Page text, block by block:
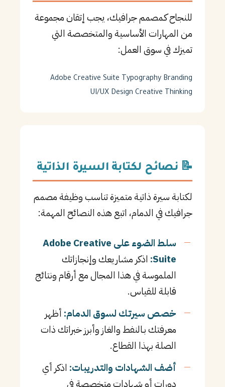
للنجاح كـمصمم جرافيك، يجب إتقان مجموعة
من المهارات الأساسية والمتخصصة التي
تميزك في سوق العمل:
Adobe Creative Suite Typography Branding
UI/UX Design Creative Thinking
📝 نصائح لكتابة السيرة الذاتية
لكتابة سيرة ذاتية متميزة تناسب وظيفة مصمم
جرافيك في الدمام، اتبع هذه النصائح المهمة:
سلط الضوء على Adobe Creative
Suite: اذكر مشاريعك وإنجازاتك
الملموسة في هذا المجال مع أرقام ونتائج
قابلة للقياس.
خصص سيرتك لسوق الدمام: أظهر
معرفتك بـالنفط والغاز وأبرز خبراتك ذات
الصلة بهذا القطاع.
أضف الشهادات والتدريبات: اذكر أي
دورات أو شهادات متخصصة في